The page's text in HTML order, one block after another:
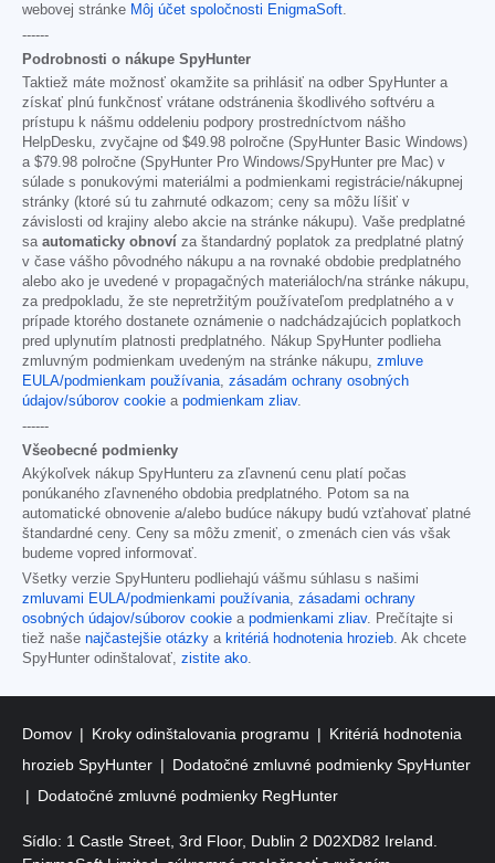
webovej stránke Môj účet spoločnosti EnigmaSoft.
------
Podrobnosti o nákupe SpyHunter
Taktiež máte možnosť okamžite sa prihlásiť na odber SpyHunter a
získať plnú funkčnosť vrátane odstránenia škodlivého softvéru a
prístupu k nášmu oddeleniu podpory prostredníctvom nášho
HelpDesku, zvyčajne od $49.98 polročne (SpyHunter Basic Windows)
a $79.98 polročne (SpyHunter Pro Windows/SpyHunter pre Mac) v
súlade s ponukovými materiálmi a podmienkami registrácie/nákupnej
stránky (ktoré sú tu zahrnuté odkazom; ceny sa môžu líšiť v
závislosti od krajiny alebo akcie na stránke nákupu). Vaše predplatné
sa automaticky obnoví za štandardný poplatok za predplatné platný
v čase vášho pôvodného nákupu a na rovnaké obdobie predplatného
alebo ako je uvedené v propagačných materiáloch/na stránke nákupu,
za predpokladu, že ste nepretržitým používateľom predplatného a v
prípade ktorého dostanete oznámenie o nadchádzajúcich poplatkoch
pred uplynutím platnosti predplatného. Nákup SpyHunter podlieha
zmluvným podmienkam uvedeným na stránke nákupu, zmluve
EULA/podmienkam používania, zásadám ochrany osobných
údajov/súborov cookie a podmienkam zliav.
------
Všeobecné podmienky
Akýkoľvek nákup SpyHunteru za zľavnenú cenu platí počas
ponúkaného zľavneného obdobia predplatného. Potom sa na
automatické obnovenie a/alebo budúce nákupy budú vzťahovať platné
štandardné ceny. Ceny sa môžu zmeniť, o zmenách cien vás však
budeme vopred informovať.
Všetky verzie SpyHunteru podliehajú vášmu súhlasu s našimi
zmluvami EULA/podmienkami používania, zásadami ochrany
osobných údajov/súborov cookie a podmienkami zliav. Prečítajte si
tiež naše najčastejšie otázky a kritériá hodnotenia hrozieb. Ak chcete
SpyHunter odinštalovať, zistite ako.
Domov Kroky odinštalovania programu
Kritériá hodnotenia
hrozieb SpyHunter
Dodatočné zmluvné podmienky SpyHunter
Dodatočné zmluvné podmienky RegHunter
Sídlo: 1 Castle Street, 3rd Floor, Dublin 2 D02XD82 Ireland.